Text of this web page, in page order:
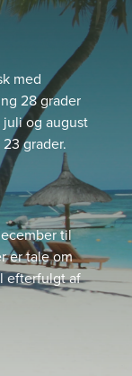
med
28 grader
og august
grader.
til
er tale om
efterfulgt af